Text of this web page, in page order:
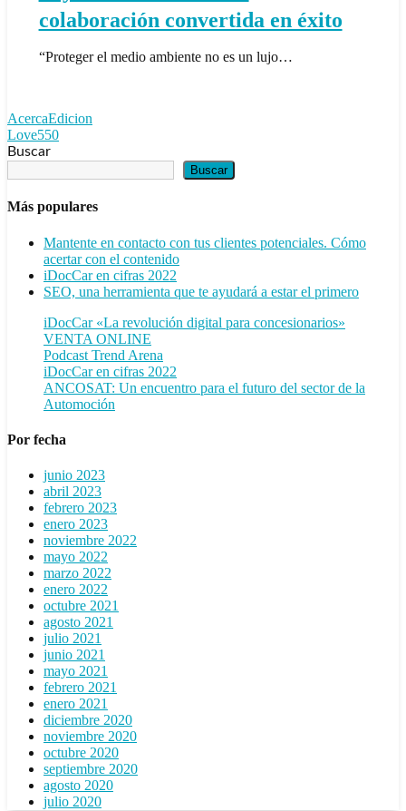
colaboración convertida en éxito
“Proteger el medio ambiente no es un lujo…
AcercaEdicion
Love550
Buscar
Buscar
Más populares
Mantente en contacto con tus clientes potenciales. Cómo
acertar con el contenido
iDocCar en cifras 2022
SEO, una herramienta que te ayudará a estar el primero
iDocCar «La revolución digital para concesionarios»
VENTA ONLINE
Podcast Trend Arena
iDocCar en cifras 2022
ANCOSAT: Un encuentro para el futuro del sector de la
Automoción
Por fecha
junio 2023
abril 2023
febrero 2023
enero 2023
noviembre 2022
mayo 2022
marzo 2022
enero 2022
octubre 2021
agosto 2021
julio 2021
junio 2021
mayo 2021
febrero 2021
enero 2021
diciembre 2020
noviembre 2020
octubre 2020
septiembre 2020
agosto 2020
julio 2020